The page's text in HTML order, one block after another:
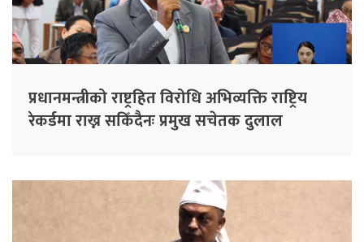
प्रधानमन्त्रीको राष्ट्रहित विरोधि अभिव्यक्ति राष्ट्रिय
रेकर्डमा राख्न सकिँदैनः प्रमुख सचेतक दुलाल